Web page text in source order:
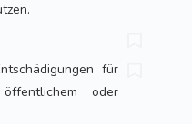
für
oder